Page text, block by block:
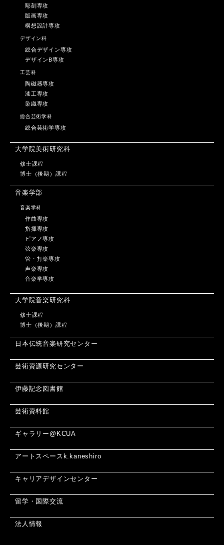
彫刻専攻
版画専攻
構想設計専攻
デザイン科
総合デザイン専攻
デザインB専攻
工芸科
陶磁器専攻
漆工専攻
染織専攻
総合芸術学科
総合芸術学専攻
大学院美術研究科
修士課程
博士（後期）課程
音楽学部
音楽学科
作曲専攻
指揮専攻
ピアノ専攻
弦楽専攻
管・打楽専攻
声楽専攻
音楽学専攻
大学院音楽研究科
修士課程
博士（後期）課程
日本伝統音楽研究センター
芸術資源研究センター
伊藤記念図書館
芸術資料館
ギャラリー@KCUA
アートスペースk.kaneshiro
キャリアデザインセンター
留学・国際交流
法人情報